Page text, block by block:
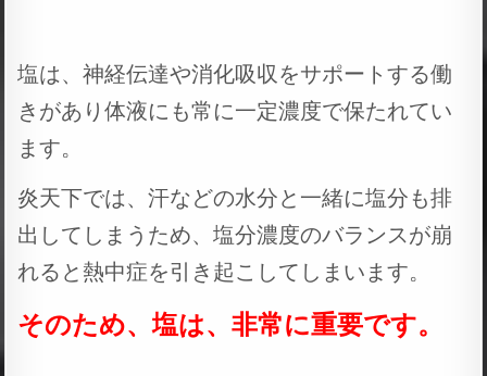
塩は、神経伝達や消化吸収をサポートする働
きがあり体液にも常に一定濃度で保たれてい
ます。
炎天下では、汗などの水分と一緒に塩分も排
出してしまうため、塩分濃度のバランスが崩
れると熱中症を引き起こしてしまいます。
そのため、塩は、非常に重要です。